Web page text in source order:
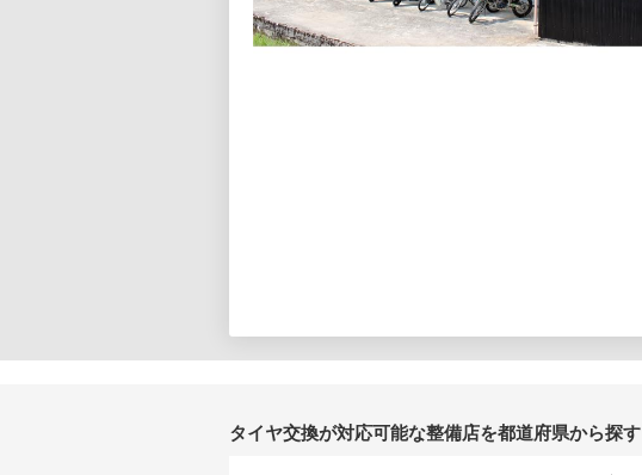
タイヤ交換が対応可能な整備店を都道府県から探す